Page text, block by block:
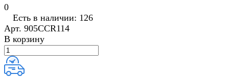
0
Есть в наличии: 126
Арт. 905CCR114
В корзину